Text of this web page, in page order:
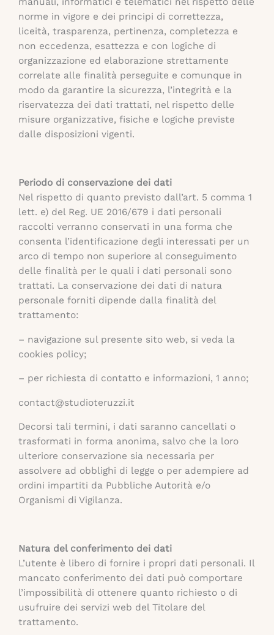
norme in vigore e dei principi di correttezza,
liceità, trasparenza, pertinenza, completezza e
non eccedenza, esattezza e con logiche di
organizzazione ed elaborazione strettamente
correlate alle finalità perseguite e comunque in
modo da garantire la sicurezza, l’integrità e la
riservatezza dei dati trattati, nel rispetto delle
misure organizzative, fisiche e logiche previste
dalle disposizioni vigenti.
Periodo di conservazione dei dati
Nel rispetto di quanto previsto dall’art. 5 comma 1
lett. e) del Reg. UE 2016/679 i dati personali
raccolti verranno conservati in una forma che
consenta l’identificazione degli interessati per un
arco di tempo non superiore al conseguimento
delle finalità per le quali i dati personali sono
trattati. La conservazione dei dati di natura
personale forniti dipende dalla finalità del
trattamento:
– navigazione sul presente sito web, si veda la
cookies policy;
– per richiesta di contatto e informazioni, 1 anno;
contact@studioteruzzi.it
Decorsi tali termini, i dati saranno cancellati o
trasformati in forma anonima, salvo che la loro
ulteriore conservazione sia necessaria per
assolvere ad obblighi di legge o per adempiere ad
ordini impartiti da Pubbliche Autorità e/o
Organismi di Vigilanza.
Natura del conferimento dei dati
L’utente è libero di fornire i propri dati personali. Il
mancato conferimento dei dati può comportare
l’impossibilità di ottenere quanto richiesto o di
usufruire dei servizi web del Titolare del
trattamento.